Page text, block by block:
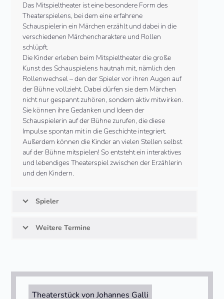
Das Mitspieltheater ist eine besondere Form des
Theaterspielens, bei dem eine erfahrene
Schauspielerin ein Märchen erzählt und dabei in die
verschiedenen Märchencharaktere und Rollen
schlüpft.
Die Kinder erleben beim Mitspieltheater die große
Kunst des Schauspielens hautnah mit, nämlich den
Rollenwechsel – den der Spieler vor ihren Augen auf
der Bühne vollzieht. Dabei dürfen sie dem Märchen
nicht nur gespannt zuhören, sondern aktiv mitwirken.
Sie können ihre Gedanken und Ideen der
Schauspielerin auf der Bühne zurufen, die diese
Impulse spontan mit in die Geschichte integriert.
Außerdem können die Kinder an vielen Stellen selbst
auf der Bühne mitspielen! So entsteht ein interaktives
und lebendiges Theaterspiel zwischen der Erzählerin
und den Kindern.
Spieler
Weitere Termine
Theaterstück von Johannes Galli